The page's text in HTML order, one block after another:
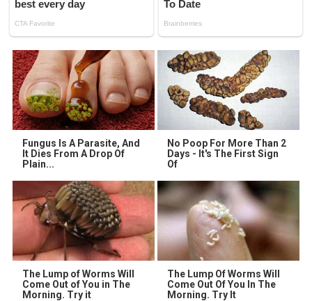
Fungus Is A Parasite, And
It Dies From A Drop Of
Plain...
No Poop For More Than 2
Days - It's The First Sign
Of
The Lump of Worms Will
Come Out of You in The
Morning. Try it
The Lump Of Worms Will
Come Out Of You In The
Morning. Try It